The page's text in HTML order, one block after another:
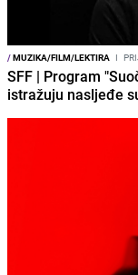
/MUZIKA/FILM/LEKTIRA I
SFF | Program
istražuju nasljeđe